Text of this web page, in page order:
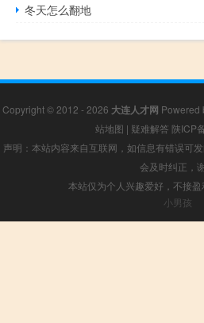
冬天怎么翻地
Copyright © 2012 - 2026 大连人才网 Powered
站地图 | 疑难解答 陕ICP
声明：本站内容来自互联网，如信息有错误可
会及时纠正，
本站仅为个人兴趣爱好，不接
小男孩